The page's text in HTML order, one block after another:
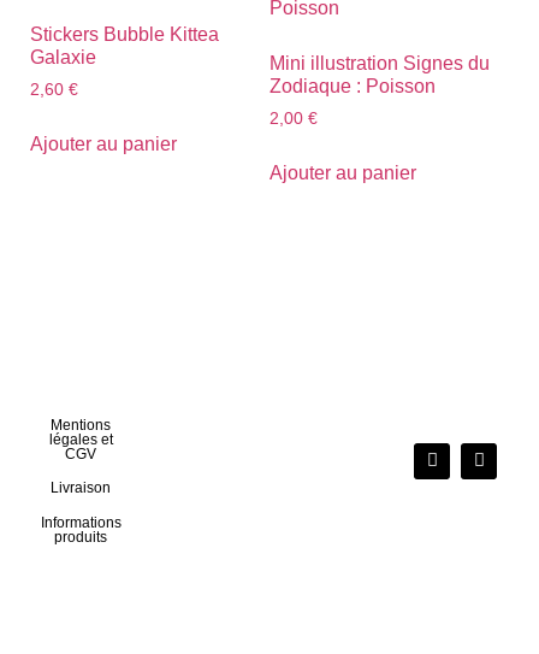
Stickers Bubble Kittea
Galaxie
2,60 €
Ajouter au panier
Mini illustration Signes du
Zodiaque : Poisson
2,00 €
Ajouter au panier
Mentions
légales et
CGV
Livraison
Informations
produits